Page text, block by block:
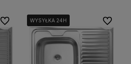
Do ulubionychWYSYŁKA 24H
WYSYŁKA 24H
WYSYŁKA 24H Do